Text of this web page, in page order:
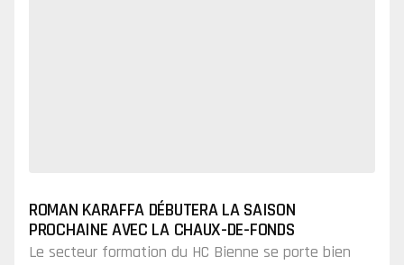
ROMAN KARAFFA DÉBUTERA LA SAISON
PROCHAINE AVEC LA CHAUX-DE-FONDS
Le secteur formation du HC Bienne se porte bien